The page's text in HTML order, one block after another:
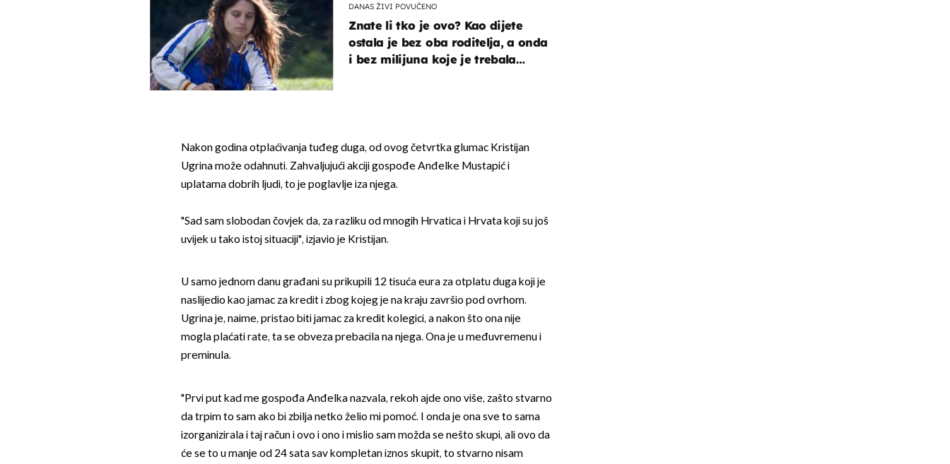
DANAS ŽIVI POVUČENO
Znate li tko je ovo? Kao dijete
ostala je bez oba roditelja, a onda
i bez milijuna koje je trebala
Nakon godina otplaćivanja tuđeg duga, od ovog četvrtka glumac Kristijan
Ugrina može odahnuti. Zahvaljujući akciji gospođe Anđelke Mustapić i
uplatama dobrih ljudi, to je poglavlje iza njega.
"Sad sam slobodan čovjek da, za razliku od mnogih Hrvatica i Hrvata koji su još
uvijek u tako istoj situaciji", izjavio je Kristijan.
U samo jednom danu građani su prikupili 12 tisuća eura za otplatu duga koji je
naslijedio kao jamac za kredit i zbog kojeg je na kraju završio pod ovrhom.
Ugrina je, naime, pristao biti jamac za kredit kolegici, a nakon što ona nije
mogla plaćati rate, ta se obveza prebacila na njega. Ona je u međuvremenu i
preminula.
"Prvi put kad me gospođa Anđelka nazvala, rekoh ajde ono više, zašto stvarno
da trpim to sam ako bi zbilja netko želio mi pomoć. I onda je ona sve to sama
izorganizirala i taj račun i ovo i ono i mislio sam možda se nešto skupi, ali ovo da
će se to u manje od 24 sata sav kompletan iznos skupit, to stvarno nisam